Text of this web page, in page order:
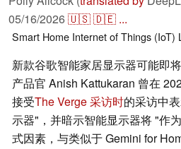
05/16/2026🇺🇸🇩🇪 ...
Smart Home Internet of Things (IoT)
新款谷歌智能家居显示器可能即
产品官 Anish Kattukaran 曾在
接受The Verge 采访时的采访中
示器"，并暗示智能显示器将 "作
式因素，与类似于 Gemini for